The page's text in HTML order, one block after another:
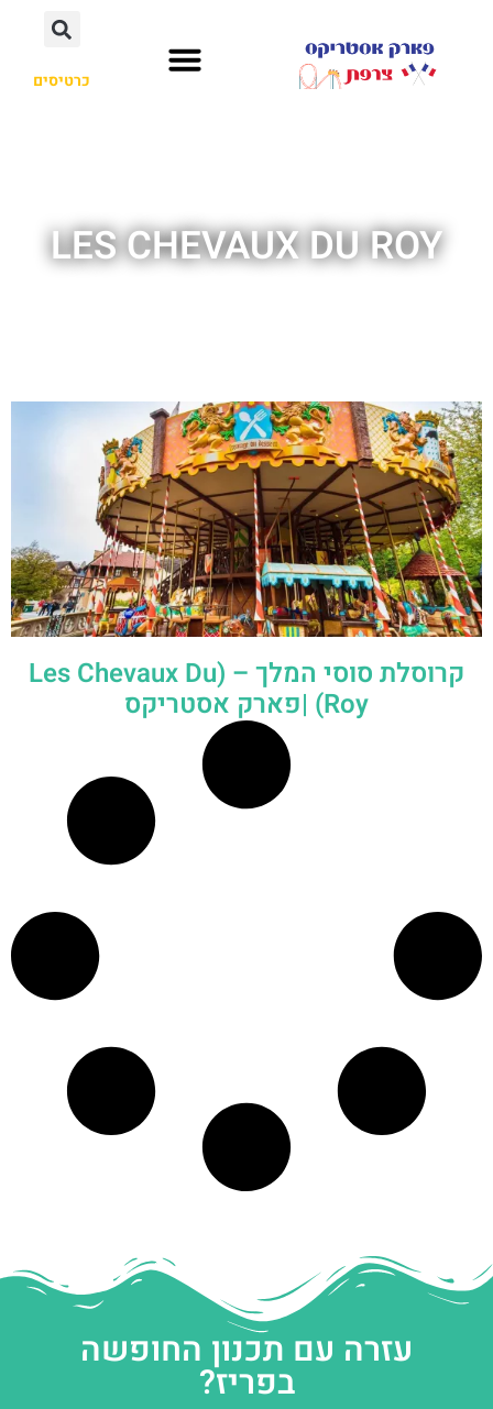
כרטיסים
LES CHEVAUX DU ROY
קרוסלת סוסי המלך – (Les Chevaux Du
Roy) |פארק אסטריקס
עזרה עם תכנון החופשה
בפריז?